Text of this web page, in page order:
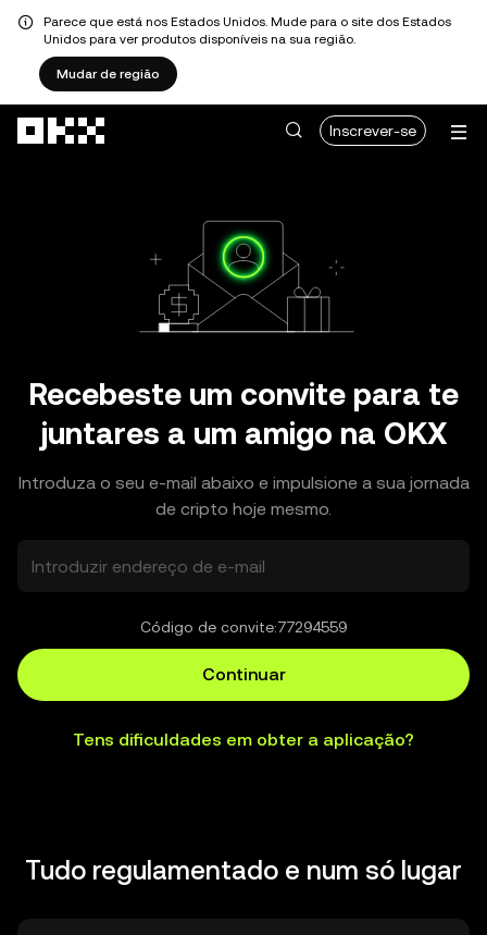
Parece que está nos Estados Unidos. Mude para o site dos Estados
Unidos para ver produtos disponíveis na sua região.
Mudar de região
Inscrever-se
Recebeste um convite para te
juntares a um amigo na OKX
Introduza o seu e-mail abaixo e impulsione a sua jornada
de cripto hoje mesmo.
Código de convite:77294559
Continuar
Tens dificuldades em obter a aplicação?
Tudo regulamentado e num só lugar